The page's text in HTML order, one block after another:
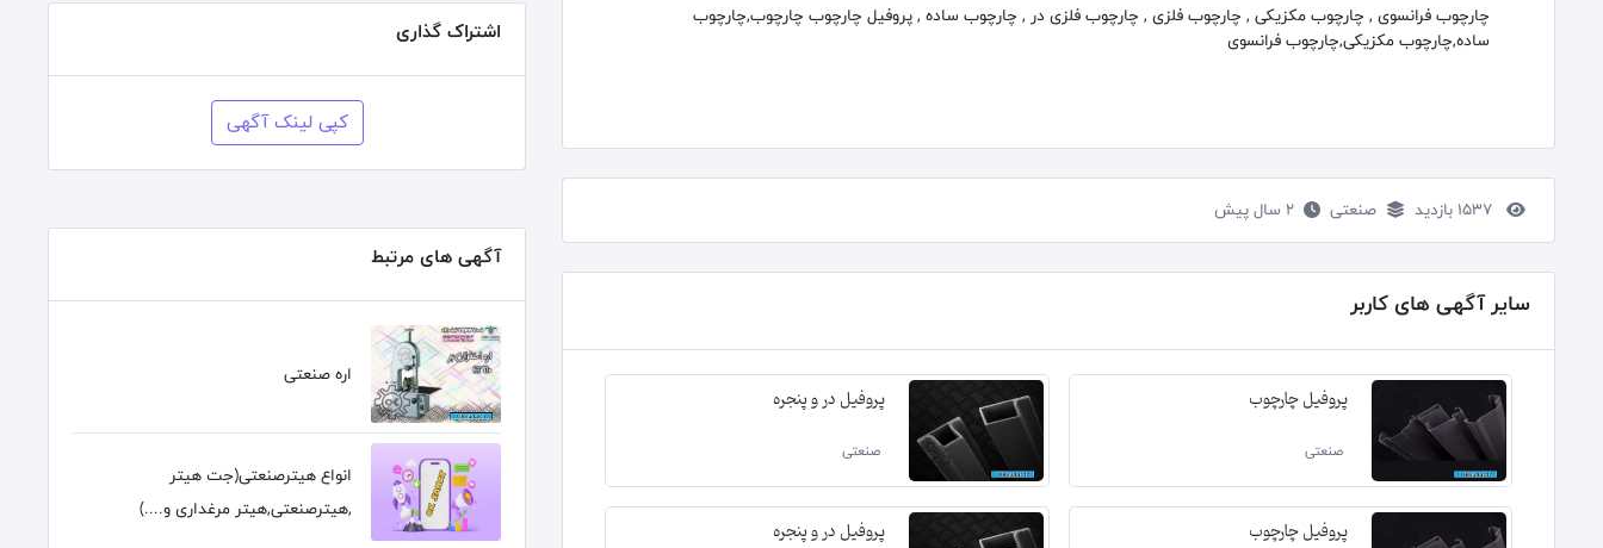
چارچوب فرانسوی , چارچوب مکزیکی , چارچوب فلزی , چارچوب فلزی در , چارچوب ساده , پروفیل چارچوب چارچوب,چارچوب
ساده,چارچوب مکزیکی,چارچوب فرانسوی
صنعتی 2 سال پیش
سایر آگهی های کاربر
پروفیل چارچوب
صنعتی
پروفیل در و پنجره
صنعتی
پروفیل چارچوب پروفیل در و پنجره
اشتراک گذاری
کپی لینک آگهی
آگهی های مرتبط
اره صنعتی
انواع هیترصنعتی(جت هیتر
,هیترصنعتی,هیتر مرغداری و....)